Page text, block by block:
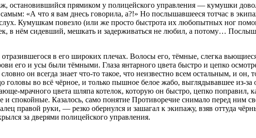
остановившийся прямиком у полицейского управления — кумушки
«А что я вам днесь говорила, а?!» Но послышавшееся тотчас в
Кумушкам повезло (или же просто быстрота их любопытных ног
в нём сидевший, мешкать и задерживаться не любил, а потому…
отразившегося в его широких плечах. Волосы его, тёмные, слегка
его и усы были тёмными. Глаза янтарного цвета быстро и цепко
он всегда знает что-то такое, что неизвестно всем остальным, и он,
во всё чёрное, и только пышное белое жабо, выглядывавшее из-за
мрачного цвета шляпа котелок, которую он быстро, цепко поправил,
спокойные. Казалось, само понятие Противоречие снимало перед ним
правой руки, — резко обернулся и зашагал к экипажу, взяв оттуда
за дверями полицейского управления.